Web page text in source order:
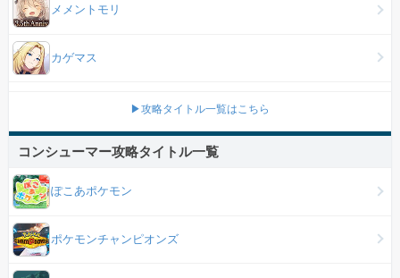
メメントモリ
カゲマス
▶攻略タイトル一覧はこちら
コンシューマー攻略タイトル一覧
ぽこあポケモン
ポケモンチャンピオンズ